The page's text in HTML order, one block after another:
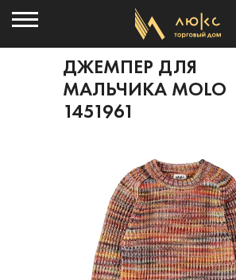
ДЖЕМПЕР ДЛЯ
МАЛЬЧИКА MOLO
1451961